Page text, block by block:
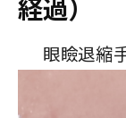
経過）
眼瞼退縮